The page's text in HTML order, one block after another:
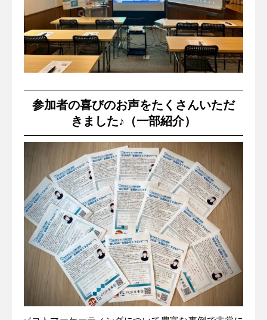
参加者の喜びのお声をたくさんいただ
きました♪（一部紹介）